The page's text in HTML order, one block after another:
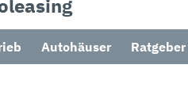
Autohäuser Ratgeber